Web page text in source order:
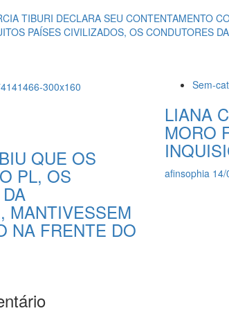
TIBURI DECLARA SEU CONTENTAMENTO
PAÍSES CIVILIZADOS, OS CONDUTORES
QUE OS
PL, OS
MANTIVESSEM
NA FRENTE DO
Sem-
LIANA
MORO
afinsophia 14/